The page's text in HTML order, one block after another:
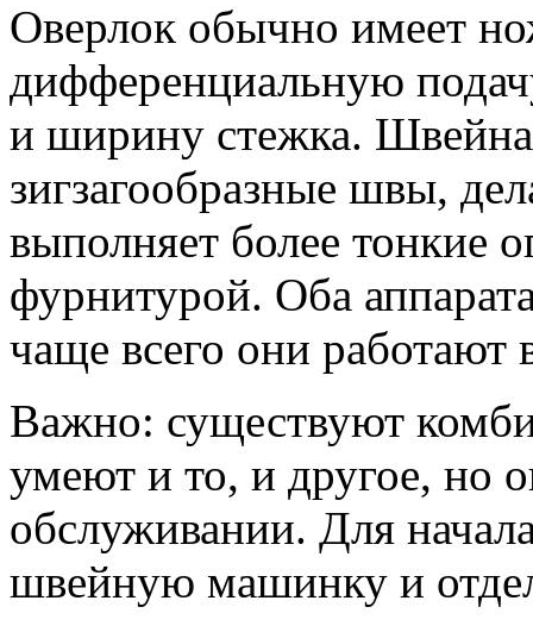
Оверлок обычно имеет
дифференциальную
и ширину стежка.
зигзагообразные швы,
выполняет более тонкие
фурнитурой. Оба
чаще всего они работают
Важно: существуют
умеют и то, и другое, но
обслуживании. Для
швейную машинку и